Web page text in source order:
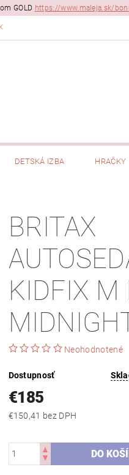
GOLD https://www.maleja.sk/
DETSKÁ IZBA HRAČKY
BRITAX
KIDFIX M
Neohodnotené
Dostupnosť
€185
€150,41 bez DPH